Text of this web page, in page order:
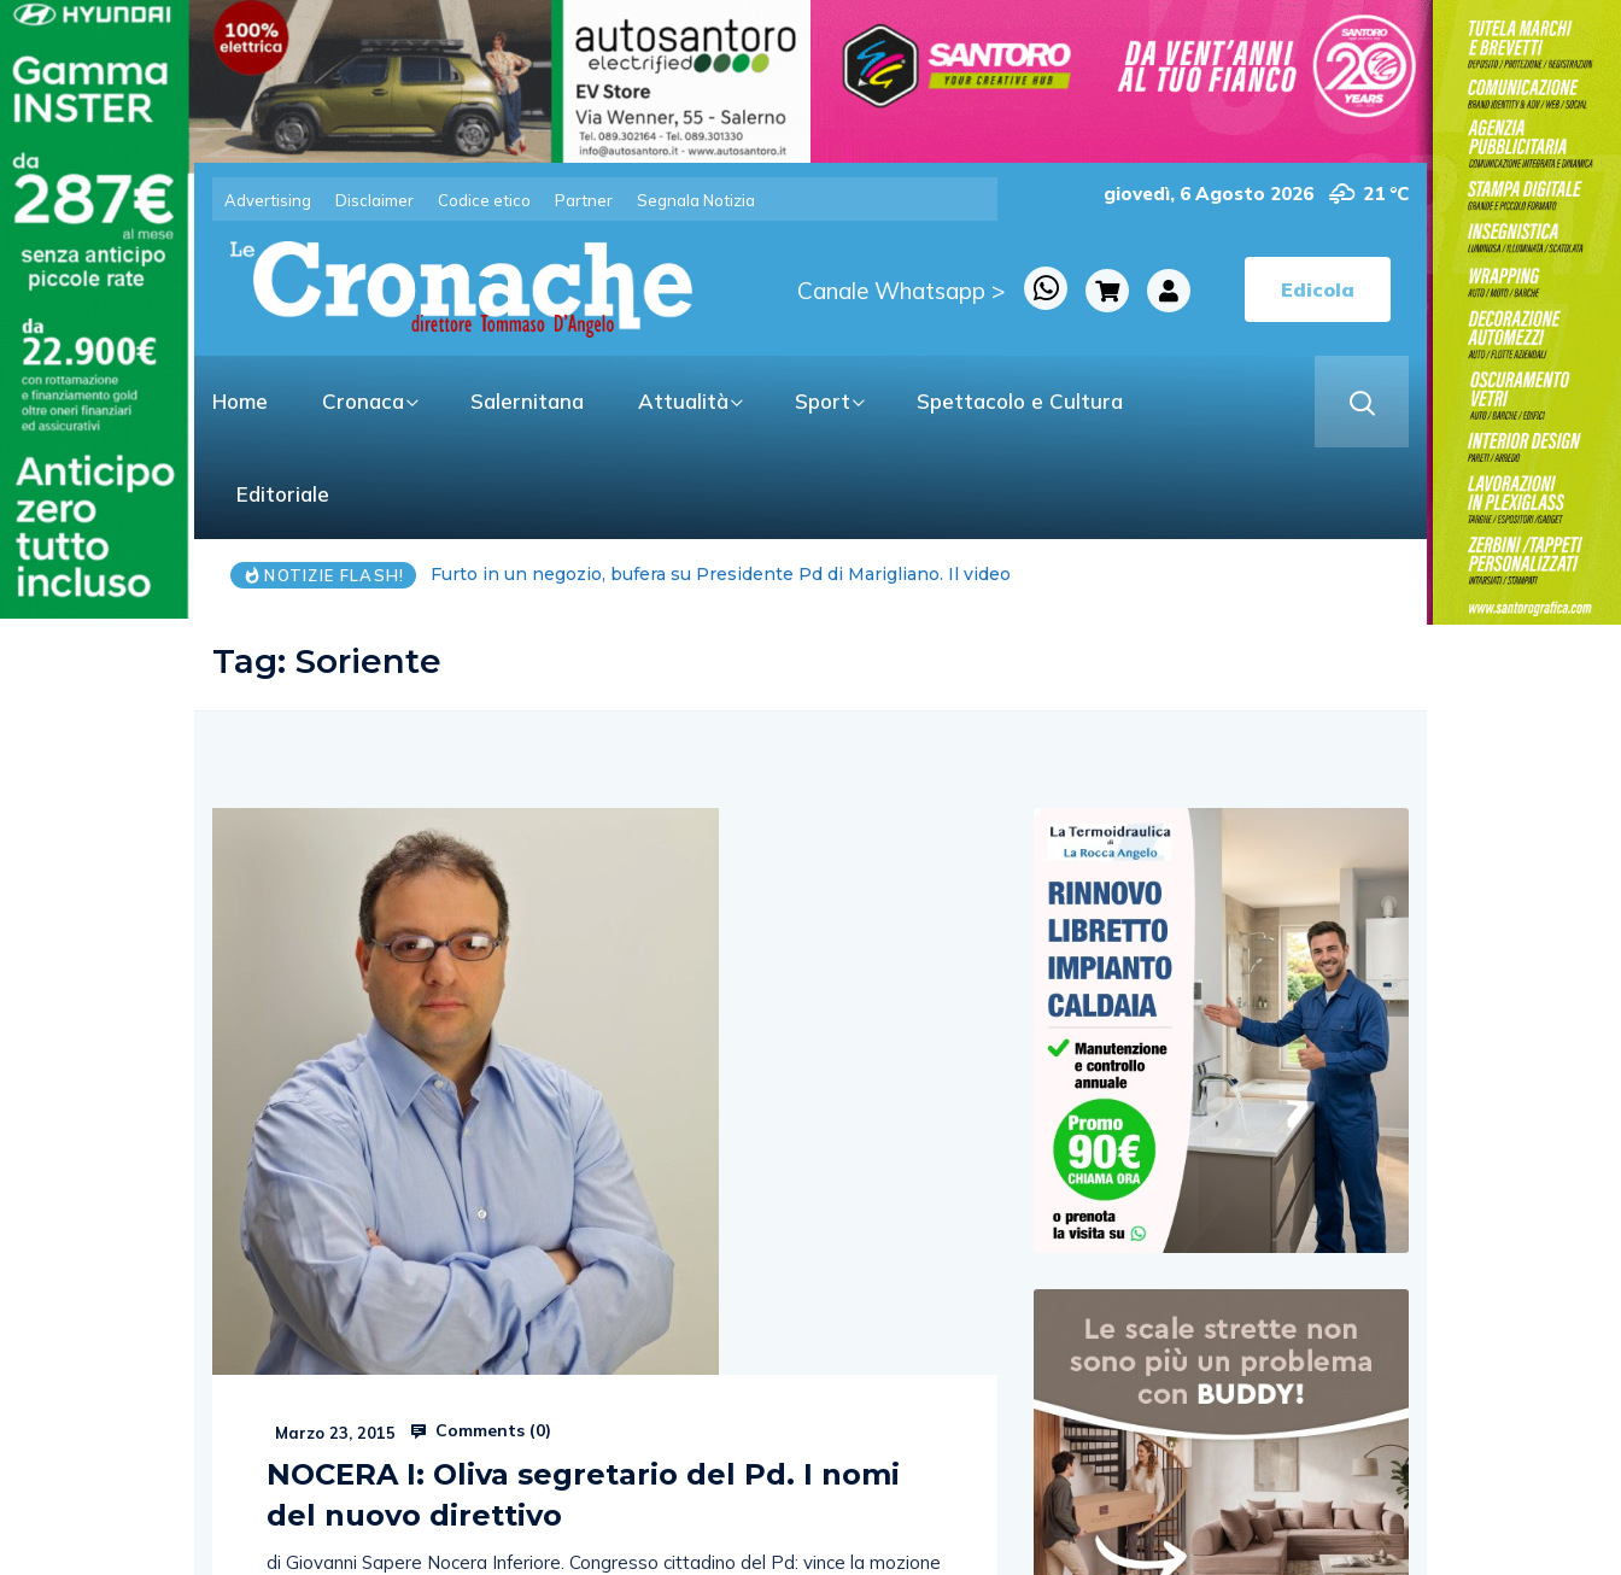
Advertising Disclaimer Codice etico Partner Segnala Notizia giovedì, 6 Agosto 2026 21 °C
Canale Whatsapp > Edicola
Home Cronaca Salernitana Attualità Sport Spettacolo e Cultura
Editoriale
NOTIZIE FLASH! Premio Fabula 2026, “Fuori dal mondo” è il tema dell’anno
Tag:Soriente
Marzo 23, 2015 Comments (0)
NOCERA I: Oliva segretario del Pd. I nomi
del nuovo direttivo
di Giovanni Sapere Nocera Inferiore. Congresso cittadino del Pd: vince la mozione